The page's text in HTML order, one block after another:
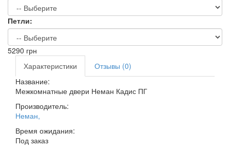
Петли:
5290 грн
Характеристики
Отзывы (0)
Название:
Межкомнатные двери Неман Кадис ПГ
Производитель:
Неман,
Время ожидания:
Под заказ